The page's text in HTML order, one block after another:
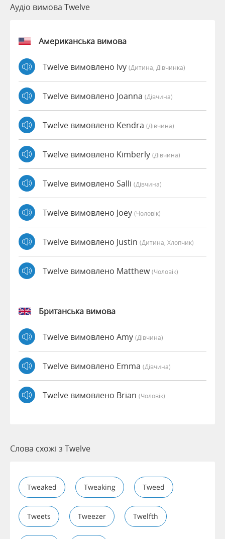
Аудіо вимова Twelve
Американська вимова
Twelve вимовлено Ivy (дитина, Дівчинка)
Twelve вимовлено Joanna (дівчина)
Twelve вимовлено Kendra (дівчина)
Twelve вимовлено Kimberly (дівчина)
Twelve вимовлено Salli (дівчина)
Twelve вимовлено Joey (чоловік)
Twelve вимовлено Justin (дитина, Хлопчик)
Twelve вимовлено Matthew(чоловік)
Британська вимова
Twelve вимовлено Amy (дівчина)
Twelve вимовлено Emma (дівчина)
Twelve вимовлено Brian (чоловік)
Слова схожі з Twelve
Tweaked Tweaking Tweed
Tweets Tweezer Twelfth